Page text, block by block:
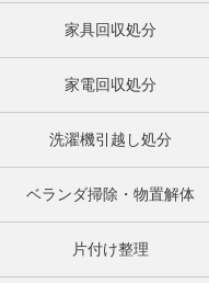
家具回収処分
家電回収処分
洗濯機引越し処分
ベランダ掃除・物置解体
片付け整理